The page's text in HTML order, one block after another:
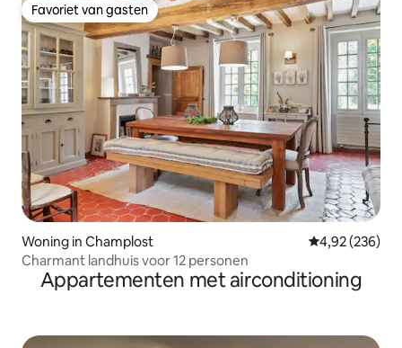
Favoriet van gasten
Favoriet van gasten
Woning in Champlost Gemiddelde
4,92 (236)
Charmant landhuis voor 12 personen
Appartementen met airconditioning